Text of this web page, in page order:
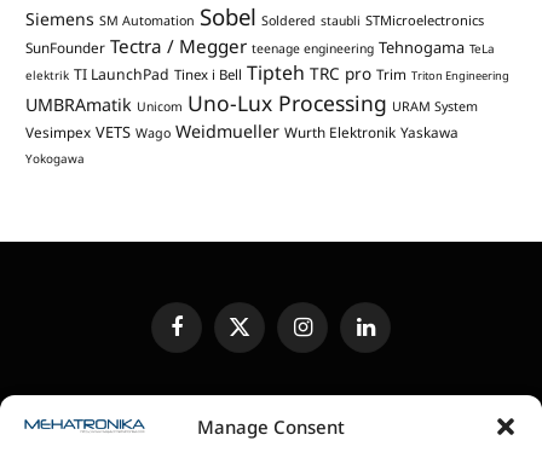
Manage Consent
Siemens SM Automation Sobel Soldered staubli STMicroelectronics
SunFounder Tectra / Megger teenage engineering Tehnogama TeLa
elektrik TI LaunchPad Tinex i Bell Tipteh TRC pro Trim Triton Engineering
UMBRAmatik Unicom Uno-Lux Processing URAM System
Vesimpex VETS Wago Weidmueller Wurth Elektronik Yaskawa
Yokogawa
FacebookX
(Twitter)
InstagramLinkedIn
SLANJE JEDINICA ZA RECENZIJU